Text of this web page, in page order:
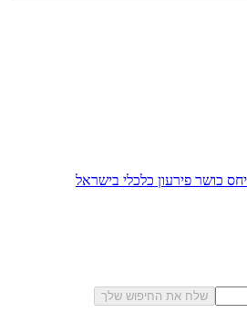
כושר פירעון כלכלי בישראל
שלח את החיפוש שלך